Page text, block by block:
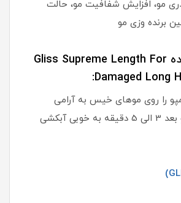
مو، افزایش شفافیت مو، حالت
برنده وزی مو
راهنمای استفاده Gliss Supreme Length For
Damaged Long
را روی موهای خیس به آرامی
ماساژ دهید و بعد 3 الی 5 دقیقه به خوبی آبکشی